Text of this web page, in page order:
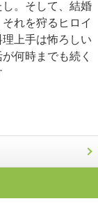
。そして、結婚
れを狩るヒロイ
上手は怖ろしい
何時までも続く